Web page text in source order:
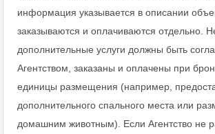
информация указывается в описании
заказываются и оплачиваются отдельно.
дополнительные услуги должны быть
Агентством, заказаны и оплачены при
единицы размещения (например,
дополнительного спального места или
домашним животным). Если Агентство не